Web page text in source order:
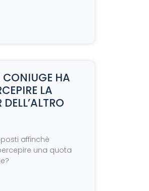
CONIUGE HA
LA
affinchè
una quota